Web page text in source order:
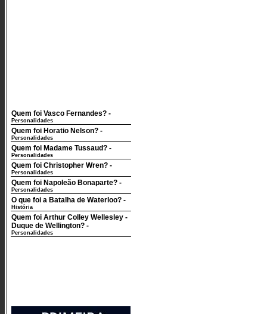
Quem foi Vasco Fernandes? -
Personalidades
Quem foi Horatio Nelson? -
Personalidades
Quem foi Madame Tussaud? -
Personalidades
Quem foi Christopher Wren? -
Personalidades
Quem foi Napoleão Bonaparte? -
Personalidades
O que foi a Batalha de Waterloo? -
História
Quem foi Arthur Colley Wellesley -
Duque de Wellington? -
Personalidades